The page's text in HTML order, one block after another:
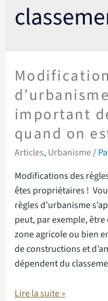
important
quand on
Articles,Urbanisme/
Modifications des
êtes propriétaires !
règles d’urbanisme
peut, par exemple, être
zone agricole ou bien
de constructions et
dépendent du
Lire la suite »